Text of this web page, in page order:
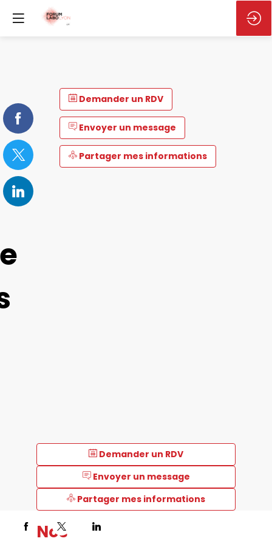
Demander un RDV
Envoyer un message
Partager mes informations
Demander un RDV
Envoyer un message
Partager mes informations
Nos